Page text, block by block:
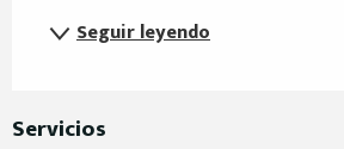
Seguir leyendo
Servicios